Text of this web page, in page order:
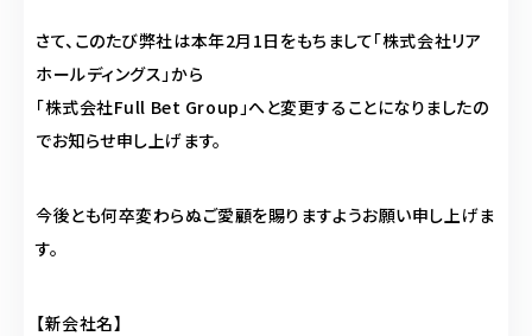
さて、このたび弊社は本年2月1日をもちまして「株式会社リア
ホールディングス」から
「株式会社Full Bet Group」へと変更することになりましたの
でお知らせ申し上げます。
今後とも何卒変わらぬご愛顧を賜りますようお願い申し上げま
す。
【新会社名】